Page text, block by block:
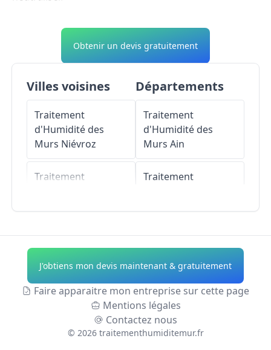
Obtenir un devis gratuitement
Villes voisines
Traitement
d'Humidité des
Murs Niévroz
Traitement
Traitement
d'Humidité des
MursBalan
d'Humidité des
Départements
Traitement
d'Humidité des
Murs Ain
Traitement
Traitement
d'Humidité des
Murs Allier
Traitement
d'Humidité des
MursAlpes-de-
J'obtiens mon devis maintenant & gratuitement
Faire apparaitre mon entreprise sur cette page
Mentions légales
Contactez nous
© 2026 traitementhumiditemur.fr